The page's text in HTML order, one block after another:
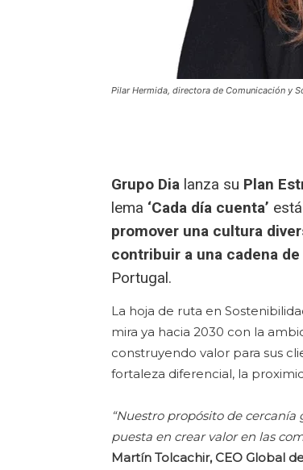
Pilar Hermida, directora de Comunicación y
Grupo Dia lanza su Plan
lema ‘Cada día cuenta’
promover una cultura
contribuir a una cadena
Portugal.
La hoja de ruta en
mira ya hacia 2030 con la
construyendo valor para sus
fortaleza diferencial, la
“Nuestro propósito de
puesta en crear valor en las
Martín Tolcachir, CEO Global